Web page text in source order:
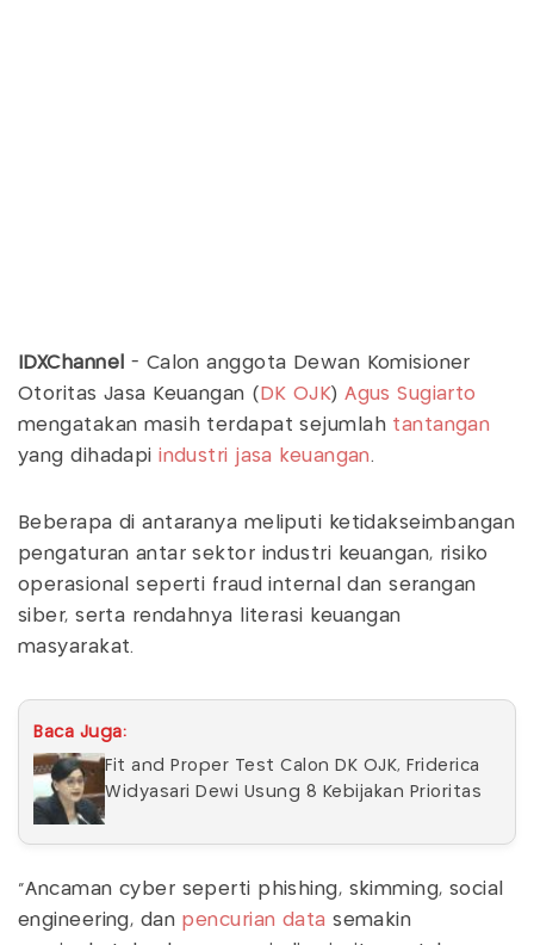
IDXChannel - Calon anggota Dewan Komisioner
Otoritas Jasa Keuangan ( DK OJK)Agus Sugiarto
mengatakan masih terdapat sejumlah tantangan
yang dihadapiindustri jasa keuangan .
Beberapa di antaranya meliputi ketidakseimbangan
pengaturan antar sektor industri keuangan, risiko
operasional seperti fraud internal dan serangan
siber, serta rendahnya literasi keuangan
masyarakat.
Baca Juga:
Fit and Proper Test Calon DK OJK, Friderica
Widyasari Dewi Usung 8 Kebijakan Prioritas
"Ancaman cyber seperti phishing, skimming, social
engineering, dan pencurian data semakin